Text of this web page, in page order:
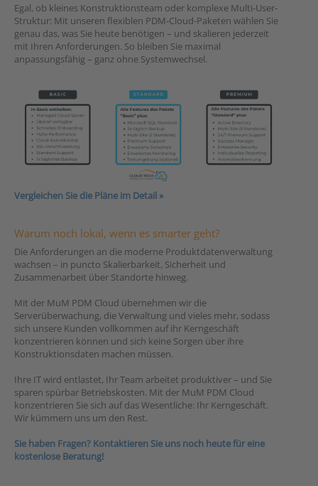
Egal, ob kleines Konstruktionsteam oder komplexe Multi-User-
Struktur: Mit unseren flexiblen PDM-Cloud-Paketen wählen Sie
genau das, was Sie heute benötigen – und skalieren jederzeit
mit Ihren Anforderungen. So bleiben Sie maximal
anpassungsfähig – ganz ohne Systemwechsel.
Vergleichen Sie die Pläne im Detail »
Warum noch lokal, wenn es smarter geht?
Die Anforderungen an die moderne Produktdatenverwaltung
wachsen – in puncto Skalierbarkeit, Sicherheit und
Zusammenarbeit über Standorte hinweg.
Mit der MuM PDM Cloud übernehmen wir die
Serverüberwachung, die Verwaltung und vieles mehr, sodass
sich unsere Kunden vollkommen auf ihr Kerngeschäft
konzentrieren können und sich keine Sorgen über ihre
Konstruktionsdaten machen müssen.
Ihre IT wird entlastet, Ihr Team arbeitet produktiver – und Sie
sparen spürbar Betriebskosten. Mit der MuM PDM Cloud
konzentrieren Sie sich auf das Wesentliche: Ihr Kerngeschäft.
Wir kümmern uns um den Rest.
Sie haben Fragen? Kontaktieren Sie uns noch heute für eine
kostenlose Beratung!